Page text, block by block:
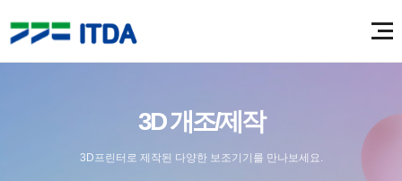
3D 개조/제작
3D프린터로 제작된 다양한 보조기기를 만나보세요.